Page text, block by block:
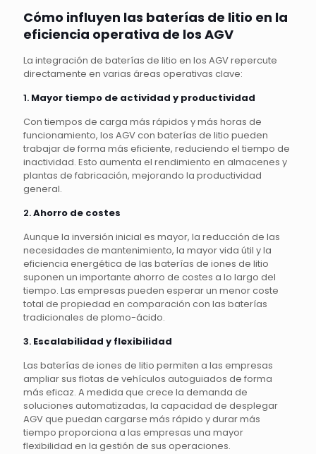
Cómo influyen las baterías de litio en la
eficiencia operativa de los AGV
La integración de baterías de litio en los AGV repercute
directamente en varias áreas operativas clave:
1. Mayor tiempo de actividad y productividad
Con tiempos de carga más rápidos y más horas de
funcionamiento, los AGV con baterías de litio pueden
trabajar de forma más eficiente, reduciendo el tiempo de
inactividad. Esto aumenta el rendimiento en almacenes y
plantas de fabricación, mejorando la productividad
general.
2.Ahorro de costes
Aunque la inversión inicial es mayor, la reducción de las
necesidades de mantenimiento, la mayor vida útil y la
eficiencia energética de las baterías de iones de litio
suponen un importante ahorro de costes a lo largo del
tiempo. Las empresas pueden esperar un menor coste
total de propiedad en comparación con las baterías
tradicionales de plomo-ácido.
3. Escalabilidad y flexibilidad
Las baterías de iones de litio permiten a las empresas
ampliar sus flotas de vehículos autoguiados de forma
más eficaz. A medida que crece la demanda de
soluciones automatizadas, la capacidad de desplegar
AGV que puedan cargarse más rápido y durar más
tiempo proporciona a las empresas una mayor
flexibilidad en la gestión de sus operaciones.